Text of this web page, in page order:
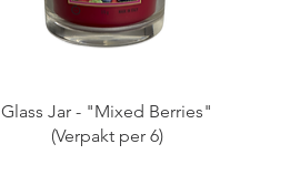
Glass Jar - "Mixed Berries"
(Verpakt per 6)